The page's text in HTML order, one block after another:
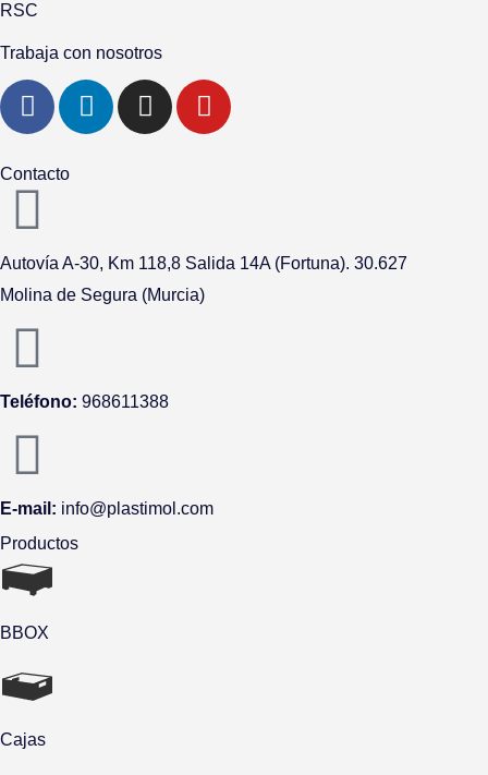
RSC
Trabaja con nosotros
F
a
e
b
o
o
k
L
i
i
n
I
n
r
a
m
Y
o
e
Contacto
Autovía A-30, Km 118,8 Salida 14A (Fortuna). 30.627
Molina de Segura (Murcia)
Teléfono: 968611388
E-mail: info@plastimol.com
Productos
BBOX
Cajas